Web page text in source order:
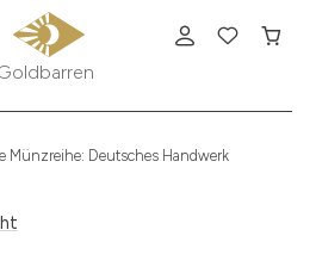
Münzreihe: Deutsches Handwerk